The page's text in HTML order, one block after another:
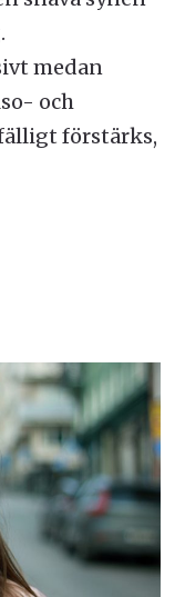
medan
och
förstärks,